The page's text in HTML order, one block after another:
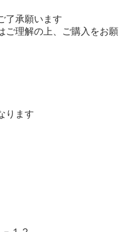
了承願います
ご理解の上、ご購入をお願
ります